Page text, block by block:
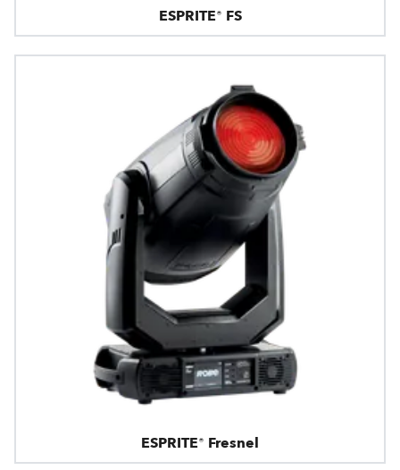
ESPRITE® FS
ESPRITE® Fresnel